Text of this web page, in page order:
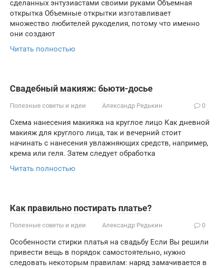
сделанных энтузиастами своими руками Объемная
открытка Объемные открытки изготавливает
множество любителей рукоделия, потому что именно
они создают
Читать полностью
Свадебный макияж: бьюти-досье
Полезные советы и идеи Александр Редькин 0
Схема нанесения макияжа на круглое лицо Как дневной
макияж для круглого лица, так и вечерний стоит
начинать с нанесения увлажняющих средств, например,
крема или геля. Затем следует обработка
Читать полностью
Как правильно постирать платье?
Полезные советы и идеи Александр Редькин 0
Особенности стирки платья на свадьбу Если Вы решили
привести вещь в порядок самостоятельно, нужно
следовать некоторым правилам: наряд замачивается в